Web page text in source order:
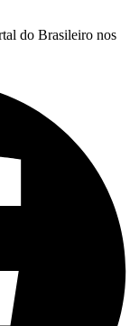
do Brasileiro nos